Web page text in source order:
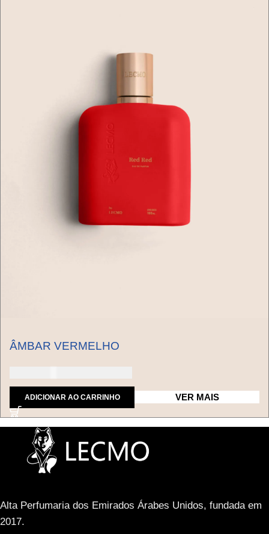
ÂMBAR VERMELHO
VER MAIS
ADICIONAR AO CARRINHO
Alta Perfumaria dos Emirados Árabes Unidos, fundada em
2017.